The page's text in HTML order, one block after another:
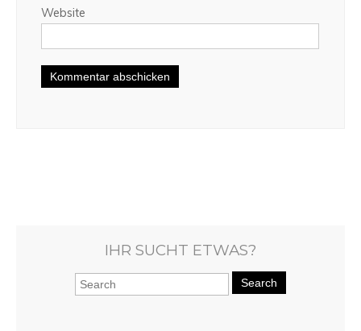
Website
IHR SUCHT ETWAS?
Search